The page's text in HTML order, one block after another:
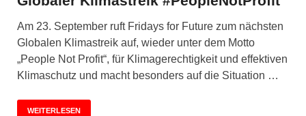
Am 23. September ruft Fridays for Future zum nächsten
Globalen Klimastreik auf, wieder unter dem Motto
„People Not Profit“, für Klimagerechtigkeit und effektiven
Klimaschutz und macht besonders auf die Situation …
WEITERLESEN